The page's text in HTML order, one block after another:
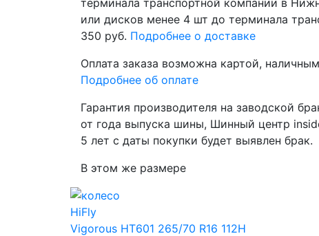
терминала транспортной компании в
или дисков менее 4 шт до терминала
350 руб. Подробнее о доставке
Оплата заказа возможна картой,
Подробнее об оплате
Гарантия производителя на заводской
от года выпуска шины, Шинный центр
5 лет с даты покупки будет выявлен брак.
В этом же размере
HiFly
Vigorous HT601 265/70 R16 112H